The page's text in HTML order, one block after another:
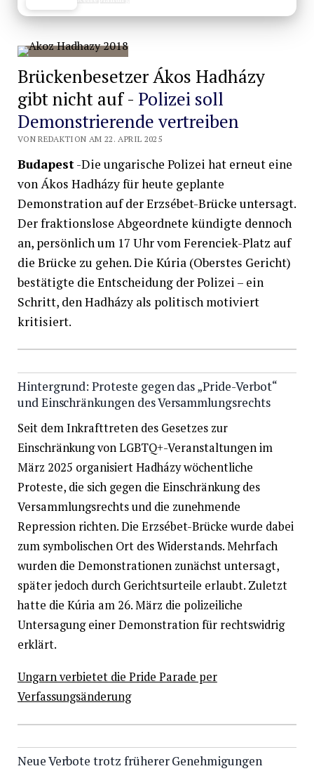
Brückenbesetzer Ákos Hadházy
gibt nicht auf - Polizei soll
Demonstrierende vertreiben
VON REDAKTION AM 22. APRIL 2025
Budapest-Die ungarische Polizei hat erneut eine
von Ákos Hadházy für heute geplante
Demonstration auf der Erzsébet-Brücke untersagt.
Der fraktionslose Abgeordnete kündigte dennoch
an, persönlich um 17 Uhr vom Ferenciek-Platz auf
die Brücke zu gehen. Die Kúria (Oberstes Gericht)
bestätigte die Entscheidung der Polizei – ein
Schritt, den Hadházy als politisch motiviert
kritisiert.​
Hintergrund: Proteste gegen das „Pride-Verbot“
und Einschränkungen des Versammlungsrechts
Seit dem Inkrafttreten des Gesetzes zur
Einschränkung von LGBTQ+-Veranstaltungen im
März 2025 organisiert Hadházy wöchentliche
Proteste, die sich gegen die Einschränkung des
Versammlungsrechts und die zunehmende
Repression richten. Die Erzsébet-Brücke wurde dabei
zum symbolischen Ort des Widerstands. Mehrfach
wurden die Demonstrationen zunächst untersagt,
später jedoch durch Gerichtsurteile erlaubt. Zuletzt
hatte die Kúria am 26. März die polizeiliche
Untersagung einer Demonstration für rechtswidrig
erklärt.​
Ungarn verbietet die Pride Parade per
Verfassungsänderung
Neue Verbote trotz früherer Genehmigungen